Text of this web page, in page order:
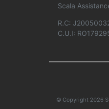
Scala
R.C:
C.U.I:
© Copyright 2026